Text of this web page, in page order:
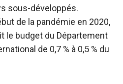
sous-développés.
de la pandémie en 2020,
le budget du Département
de 0,7 % à 0,5 % du